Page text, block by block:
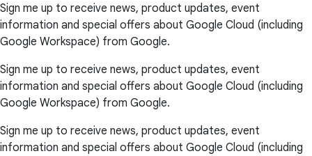
Sign me up to receive news, product updates, event
information and special offers about Google Cloud (including
Google Workspace) from Google.
Sign me up to receive news, product updates, event
information and special offers about Google Cloud (including
Google Workspace) from Google.
Sign me up to receive news, product updates, event
information and special offers about Google Cloud (including